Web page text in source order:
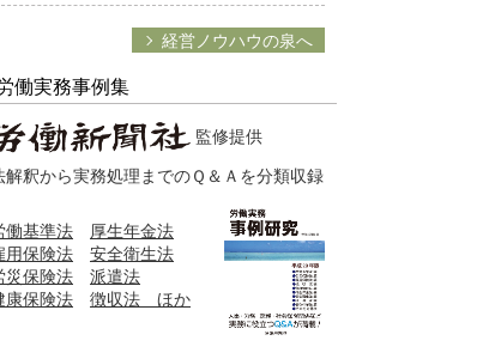
経営ノウハウの泉へ
働実務事例集
監修提供
解釈から実務処理までのＱ＆Ａを分類収録
働基準法
厚生年金法
用保険法
安全衛生法
災保険法
派遣法
康保険法
徴収法 ほか